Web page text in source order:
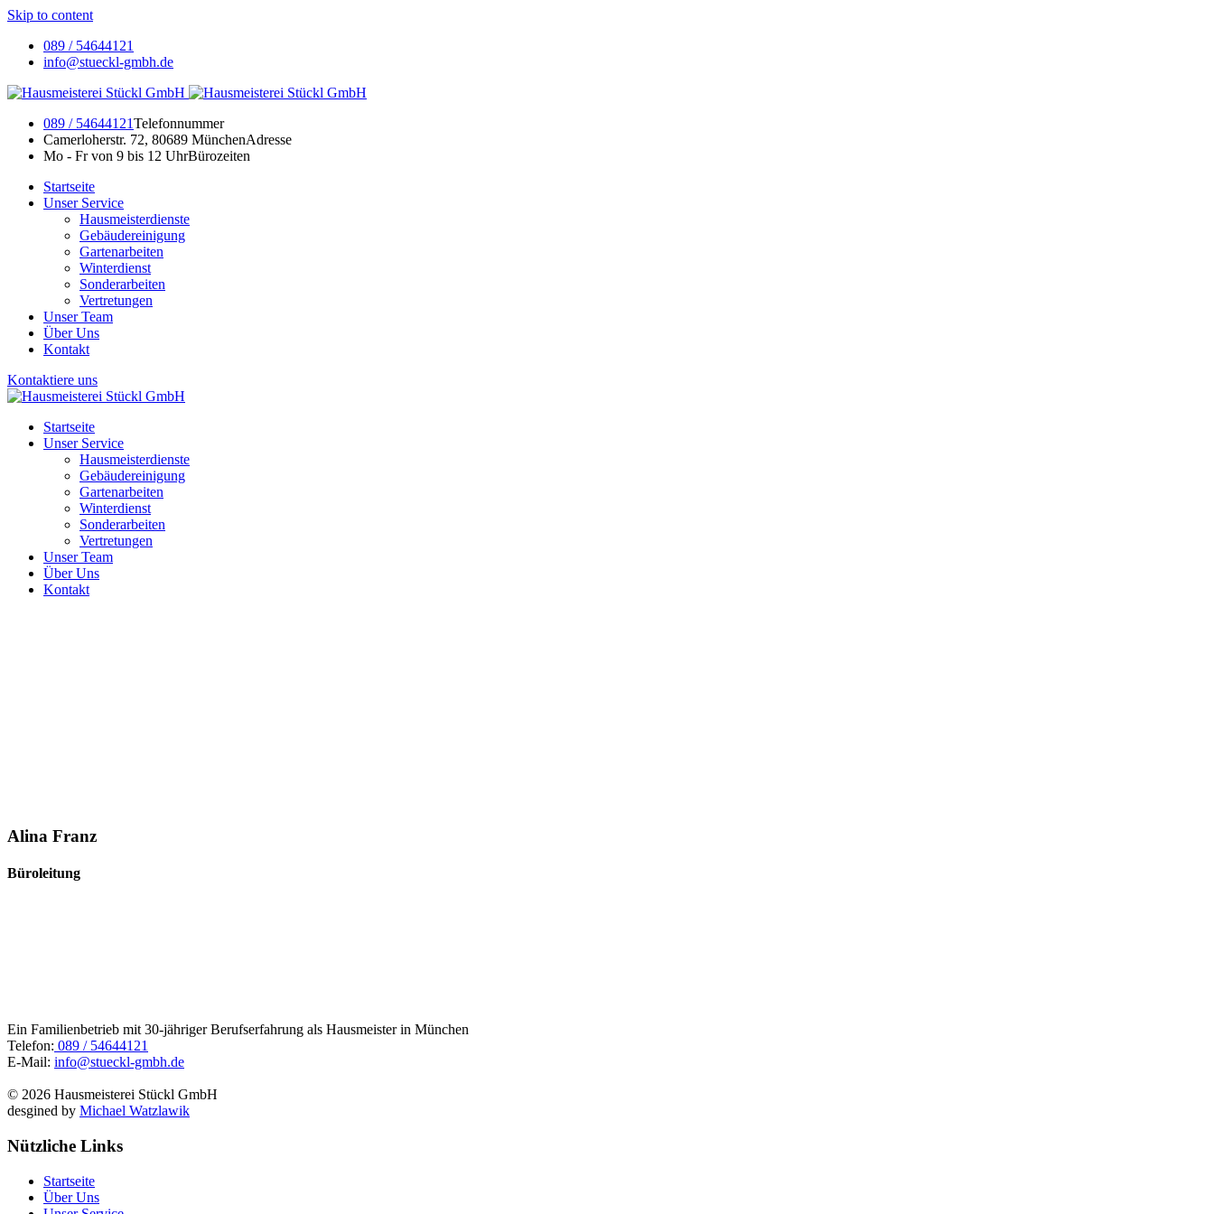
Skip to content
089 / 54644121
info@stueckl-gmbh.de
089 / 54644121Telefonnummer
Camerloherstr. 72, 80689 MünchenAdresse
Mo - Fr von 9 bis 12 UhrBürozeiten
Startseite
Unser Service
Hausmeisterdienste
Gebäudereinigung
Gartenarbeiten
Winterdienst
Sonderarbeiten
Vertretungen
Unser Team
Über Uns
Kontakt
Kontaktiere uns
Startseite
Unser Service
Hausmeisterdienste
Gebäudereinigung
Gartenarbeiten
Winterdienst
Sonderarbeiten
Vertretungen
Unser Team
Über Uns
Kontakt
Alina Franz
Büroleitung
Ein Familienbetrieb mit 30-jähriger Berufserfahrung als Hausmeister in München
Telefon: 089 / 54644121
E-Mail: info@stueckl-gmbh.de
© 2026 Hausmeisterei Stückl GmbH
desgined by Michael Watzlawik
Nützliche Links
Startseite
Über Uns